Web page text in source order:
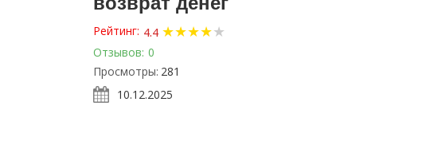
Рейтинг: 4.4 ★★★★★
Отзывов: 0
Просмотры: 281
10.12.2025